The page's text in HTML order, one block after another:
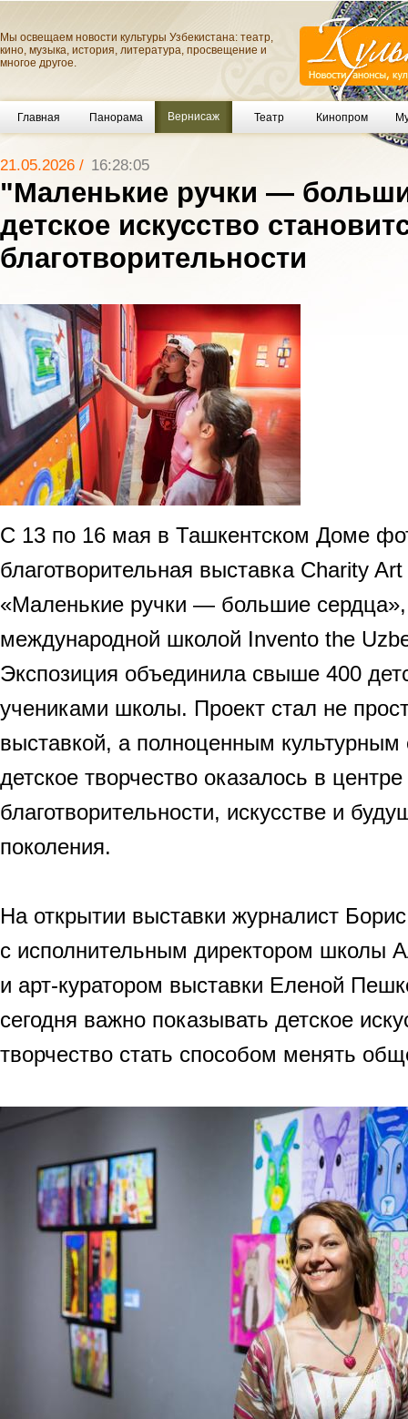
Мы освещаем новости культуры Узбекистана: театр,
кино, музыка, история, литература, просвещение и
многое другое.
Главная Панорама Вернисаж Театр Кинопром
21.05.2026 / 16:28:05
"Маленькие ручки —
детское искусство
благотворительности
С 13 по 16 мая в Ташкентском Доме
благотворительная выставка Charity
«Маленькие ручки — большие сердца»,
международной школой Invento the
Экспозиция объединила свыше 400
учениками школы. Проект стал не
выставкой, а полноценным культурным
детское творчество оказалось в
благотворительности, искусстве и
поколения.
На открытии выставки журналист
с исполнительным директором школы
и арт-куратором выставки Еленой
сегодня важно показывать детское
творчество стать способом менять